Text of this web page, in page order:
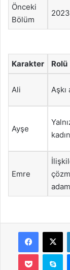
Önceki
Bölüm
2023
Karakter Rolü
Ali
Ayşe
kadın
Emre
adam
Facebook
X
Pocket